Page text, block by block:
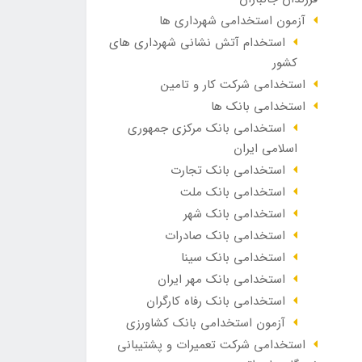
آزمون استخدامی شهرداری ها
استخدام آتش نشانی شهرداری های
کشور
استخدامی شرکت کار و تامین
استخدامی بانک ها
استخدامی بانک مرکزی جمهوری
اسلامی ایران
استخدامی بانک تجارت
استخدامی بانک ملت
استخدامی بانک شهر
استخدامی بانک صادرات
استخدامی بانک سینا
استخدامی بانک مهر ایران
استخدامی بانک رفاه کارگران
آزمون استخدامی بانک کشاورزی
استخدامی شرکت تعمیرات و پشتیبانی